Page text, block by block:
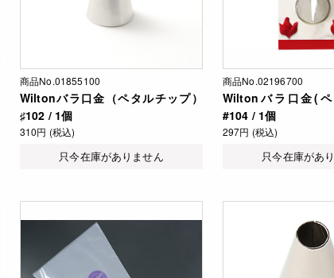
商品No.01855100
Wiltonバラ口金（ペタルチップ）
♯102 / 1個
310円 (税込)
只今在庫がありません
商品No.02196700
Wiltonバラ口金(
#104 / 1個
297円 (税込)
只今在庫があ